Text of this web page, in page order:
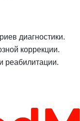
диагностики.
коррекции.
реабилитации.